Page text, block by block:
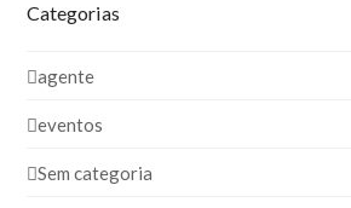
Categorias
agente
eventos
Sem categoria